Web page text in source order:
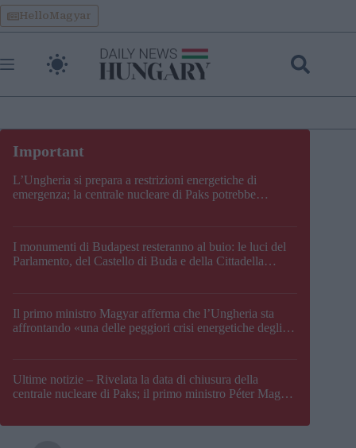
Skip
to
content
HelloMagyar
L’Ungheria si prepara a restrizioni energetiche di
emergenza; la centrale nucleare di Paks potrebbe
I monumenti di Budapest resteranno al buio: le luci del
Parlamento, del Castello di Buda e della Cittadella
Il primo ministro Magyar afferma che l’Ungheria sta
affrontando «una delle peggiori crisi energetiche degli
Ultime notizie – Rivelata la data di chiusura della
centrale nucleare di Paks; il primo ministro Péter Magyar